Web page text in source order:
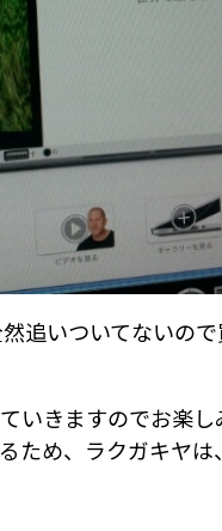
追いついてないので
いきますのでお楽
ため、ラクガキヤ